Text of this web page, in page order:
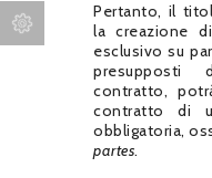
Pertanto, il
la creazione
esclusivo su
presupposti
contratto,
contratto di
obbligatoria,
partes.